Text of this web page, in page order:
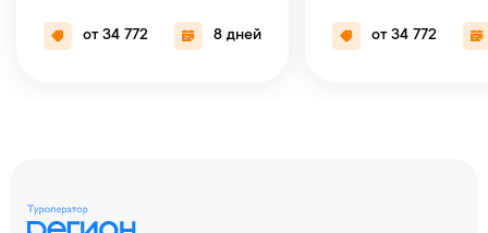
от 34 772 8 дней от 34 772